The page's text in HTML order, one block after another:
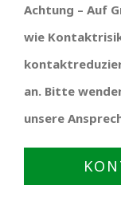
Achtung – Auf
wie
an. Bitte
unsere